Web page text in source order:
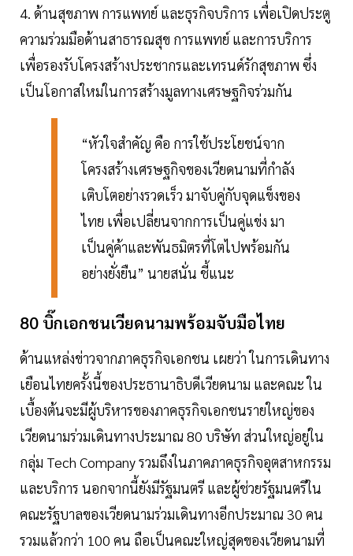
4. ด้านสุขภาพ การแพทย์ และธุรกิจบริการ เพื่อเปิดประตู
ความร่วมมือด้านสาธารณสุข การแพทย์ และการบริการ
เพื่อรองรับโครงสร้างประชากรและเทรนด์รักสุขภาพ ซึ่ง
เป็นโอกาสใหม่ในการสร้างมูลทางเศรษฐกิจร่วมกัน
“หัวใจสำคัญ คือ การใช้ประโยชน์จาก
โครงสร้างเศรษฐกิจของเวียดนามที่กำลัง
เติบโตอย่างรวดเร็ว มาจับคู่กับจุดแข็งของ
ไทย เพื่อเปลี่ยนจากการเป็นคู่แข่ง มา
เป็นคู่ค้าและพันธมิตรที่โตไปพร้อมกัน
อย่างยั่งยืน” นายสนั่น ชี้แนะ
80 บิ๊กเอกชนเวียดนามพร้อมจับมือไทย
ด้านแหล่งข่าวจากภาคธุรกิจเอกชน เผยว่า ในการเดินทาง
เยือนไทยครั้งนี้ของประธานาธิบดีเวียดนาม และคณะ ใน
เบื้องต้นจะมีผู้บริหารของภาคธุรกิจเอกชนรายใหญ่ของ
เวียดนามร่วมเดินทางประมาณ 80 บริษัท ส่วนใหญ่อยู่ใน
กลุ่ม Tech Company รวมถึงในภาคภาคธุรกิจอุตสาหกรรม
และบริการ นอกจากนี้ยังมีรัฐมนตรี และผู้ช่วยรัฐมนตรีใน
คณะรัฐบาลของเวียดนามร่วมเดินทางอีกประมาณ 30 คน
รวมแล้วกว่า 100 คน ถือเป็นคณะใหญ่สุดของเวียดนามที่